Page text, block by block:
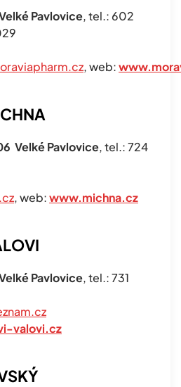
Pavlovice, tel.: 602
, web:
Velké Pavlovice, tel.: 724
, web:www.michna.cz
Pavlovice, tel.: 731
valovi.cz